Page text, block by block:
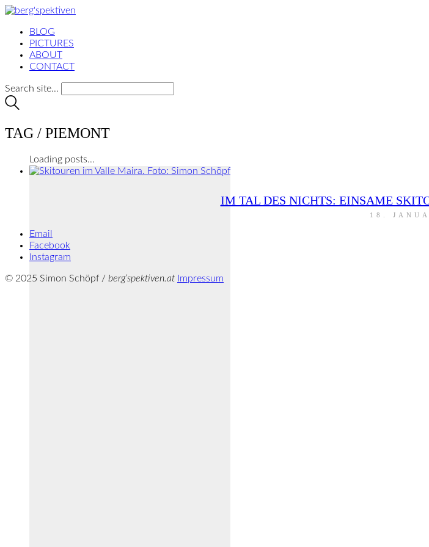
BLOG
PICTURES
ABOUT
CONTACT
Search site...
TAG / PIEMONT
Loading posts...
IM TAL DES NICHTS: EINSAME
18.
Email
Facebook
Instagram
© 2025 Simon Schöpf / berg‘spektiven.at Impressum